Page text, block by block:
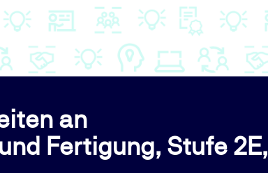
an
Fertigung, Stufe 2E,